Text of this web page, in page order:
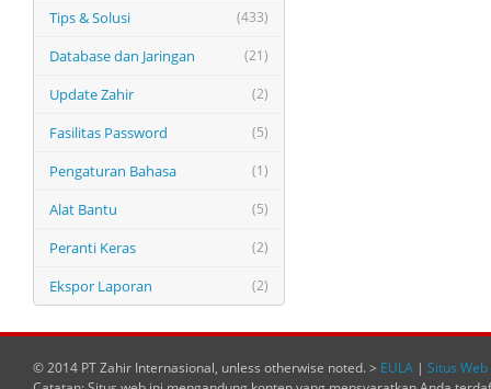
(433)
Tips & Solusi
(21)
Database dan Jaringan
(2)
Update Zahir
(5)
Fasilitas Password
(1)
Pengaturan Bahasa
(5)
Alat Bantu
(2)
Peranti Keras
(2)
Ekspor Laporan
© 2014 PT Zahir Internasional, unless otherwise noted. > EULA | Situs